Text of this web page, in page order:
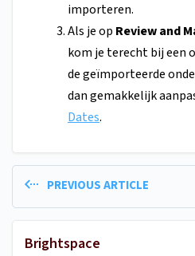
importeren.
Als je op Review and
kom je terecht bij een
de geïmporteerde
dan gemakkelijk
Dates.
PREVIOUS ARTICLE
Brightspace